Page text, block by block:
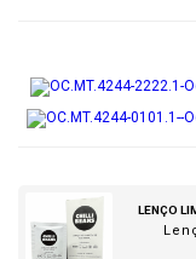
LENÇO